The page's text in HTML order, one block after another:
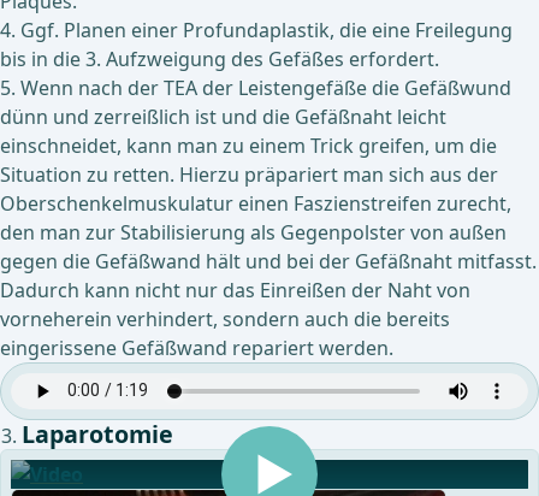
4. Ggf. Planen einer Profundaplastik, die eine Freilegung
bis in die 3. Aufzweigung des Gefäßes erfordert.
5. Wenn nach der TEA der Leistengefäße die Gefäßwund
dünn und zerreißlich ist und die Gefäßnaht leicht
einschneidet, kann man zu einem Trick greifen, um die
Situation zu retten. Hierzu präpariert man sich aus der
Oberschenkelmuskulatur einen Faszienstreifen zurecht,
den man zur Stabilisierung als Gegenpolster von außen
gegen die Gefäßwand hält und bei der Gefäßnaht mitfasst.
Dadurch kann nicht nur das Einreißen der Naht von
vorneherein verhindert, sondern auch die bereits
eingerissene Gefäßwand repariert werden.
Laparotomie